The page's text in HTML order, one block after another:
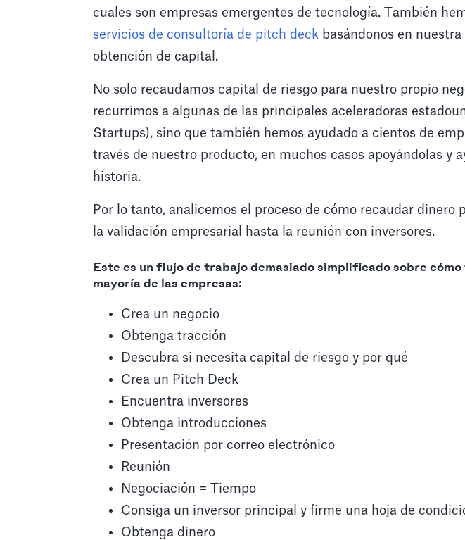
cuales son empresas emergentes de tecnología. También
servicios de consultoría de pitch deck basándonos en
obtención de capital.
No solo recaudamos capital de riesgo para nuestro propio
recurrimos a algunas de las principales aceleradoras
Startups), sino que también hemos ayudado a cientos de
través de nuestro producto, en muchos casos apoyándolas y
historia.
Por lo tanto, analicemos el proceso de cómo recaudar dinero
la validación empresarial hasta la reunión con inversores.
Este es un flujo de trabajo demasiado simplificado sobre
mayoría de las empresas:
Crea un negocio
Obtenga tracción
Descubra si necesita capital de riesgo y por qué
Crea un Pitch Deck
Encuentra inversores
Obtenga introducciones
Presentación por correo electrónico
Reunión
Negociación = Tiempo
Consiga un inversor principal y firme una hoja de
Obtenga dinero